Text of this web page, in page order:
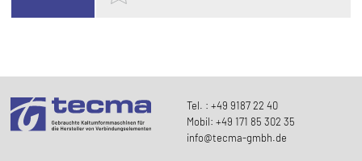
Tel. : +49 9187 22 40
Mobil: +49 171 85 302 35
info@tecma-gmbh.de